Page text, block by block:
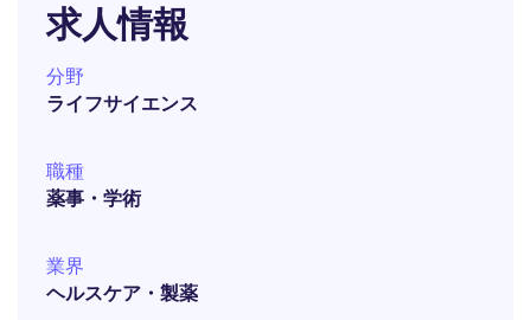
求人情報
分野
ライフサイエンス
職種
薬事・学術
業界
ヘルスケア・製薬